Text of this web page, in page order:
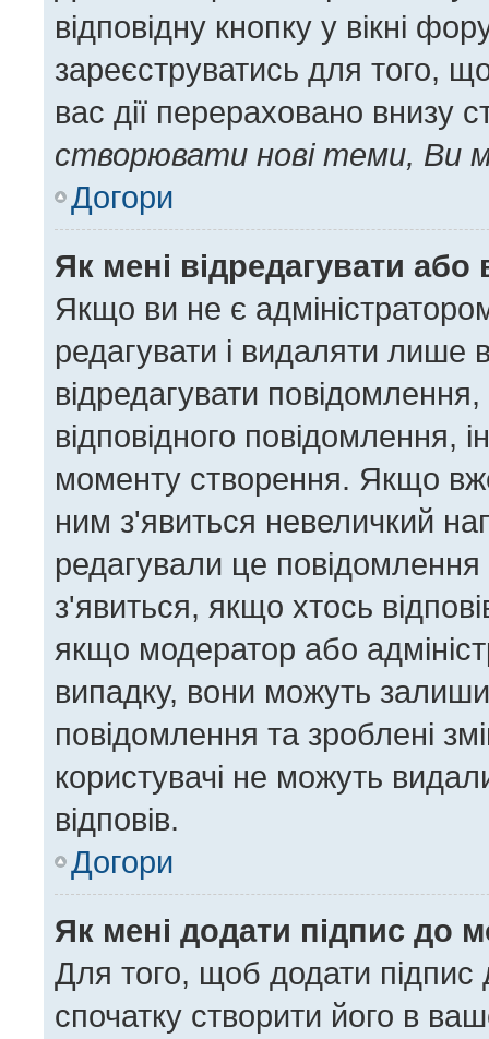
відповідну кнопку у вікні
зареєструватись для того,
вас дії перераховано внизу
створювати нові теми, Ви
Догори
Як мені відредагувати
Якщо ви не є
редагувати і видаляти лише
відредагувати
відповідного повідомлення,
моменту створення. Якщо
ним з'явиться невеличкий
редагували це
з'явиться, якщо хтось
якщо модератор або
випадку, вони можуть
повідомлення та зроблені
користувачі не можуть
відповів.
Догори
Як мені додати підпис до
Для того, щоб додати
спочатку створити його в